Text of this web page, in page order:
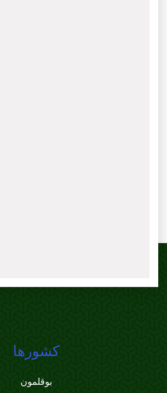
کشورها
بوقلمون